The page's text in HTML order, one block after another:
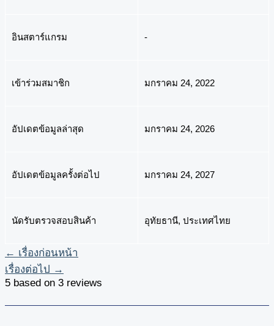
อินสตาร์แกรม -
เข้าร่วมสมาชิก มกราคม 24, 2022
อัปเดตข้อมูลล่าสุด มกราคม 24, 2026
อัปเดตข้อมูลครั้งต่อไป มกราคม 24, 2027
นัดรับตรวจสอบสินค้า อุทัยธานี, ประเทศไทย
← เรื่องก่อนหน้า
เรื่องต่อไป →
5 based on 3 reviews